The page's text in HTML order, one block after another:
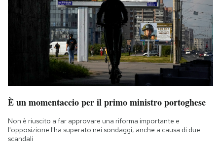
È un momentaccio per il primo ministro portoghese
Non è riuscito a far approvare una riforma importante e
l'opposizione l'ha superato nei sondaggi, anche a causa di due
scandali